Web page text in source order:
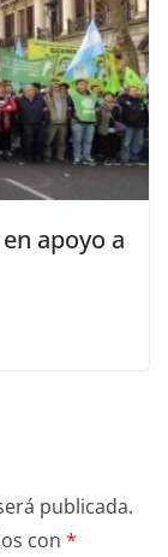
apoyo a
publicada.
con *